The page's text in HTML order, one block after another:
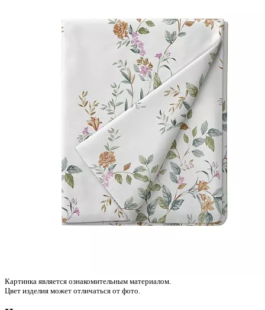
Картинка является ознакомительным материалом.
Цвет изделия может отличаться от фото.